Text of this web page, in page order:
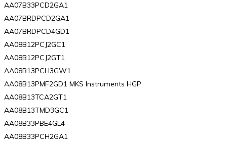
AA07B33PCD2GA1
AA07BRDPCD2GA1
AA07BRDPCD4GD1
AA08B12PCJ2GC1
AA08B12PCJ2GT1
AA08B13PCH3GW1
AA08B13PMF2GD1 MKS Instruments HGP
AA08B13TCA2GT1
AA08B13TMD3GC1
AA08B33PBE4GL4
AA08B33PCH2GA1